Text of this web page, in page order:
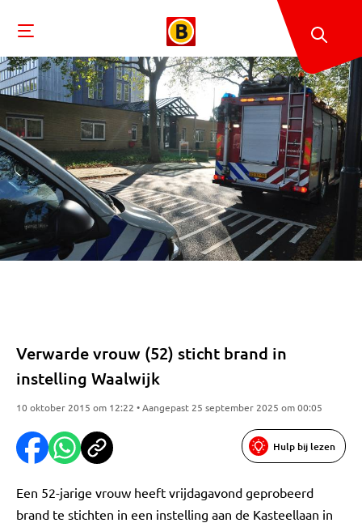
Verwarde vrouw (52) sticht brand in
instelling Waalwijk
10 oktober 2015 om 12:22 • Aangepast 25 september 2025 om 00:05
Hulp bij lezen
Een 52-jarige vrouw heeft vrijdagavond geprobeerd
brand te stichten in een instelling aan de Kasteellaan in